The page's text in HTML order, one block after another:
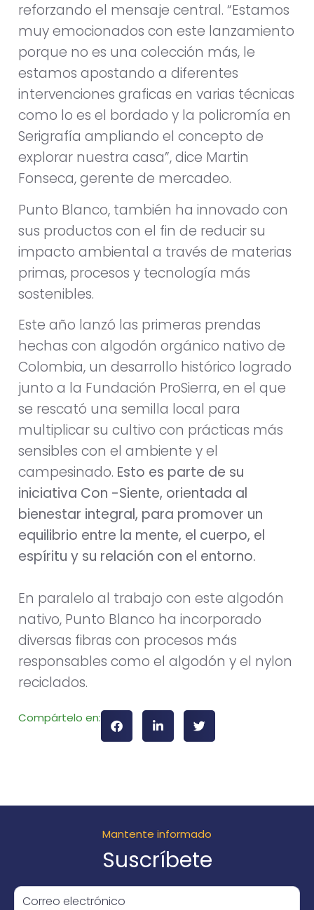
reforzando el mensaje central. “Estamos
muy emocionados con este lanzamiento
porque no es una colección más, le
estamos apostando a diferentes
intervenciones graficas en varias técnicas
como lo es el bordado y la policromía en
Serigrafía ampliando el concepto de
explorar nuestra casa”, dice Martin
Fonseca, gerente de mercadeo.
Punto Blanco, también ha innovado con
sus productos con el fin de reducir su
impacto ambiental a través de materias
primas, procesos y tecnología más
sostenibles.
Este año lanzó las primeras prendas
hechas con algodón orgánico nativo de
Colombia, un desarrollo histórico logrado
junto a la Fundación ProSierra, en el que
se rescató una semilla local para
multiplicar su cultivo con prácticas más
sensibles con el ambiente y el
campesinado. Esto es parte de su
iniciativa Con -Siente, orientada al
bienestar integral, para promover un
equilibrio entre la mente, el cuerpo, el
espíritu y su relación con el entorno.
En paralelo al trabajo con este algodón
nativo, Punto Blanco ha incorporado
diversas fibras con procesos más
responsables como el algodón y el nylon
reciclados.
Compártelo en:
Mantente informado
Suscríbete